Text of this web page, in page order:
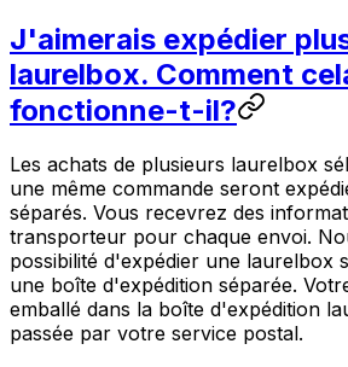
J'aimerais expédier
laurelbox. Comment
fonctionne-t-il?
Les achats de plusieurs laurelbox
une même commande seront
séparés. Vous recevrez des
transporteur pour chaque envoi.
possibilité d'expédier une laurelbox
une boîte d'expédition séparée.
emballé dans la boîte d'expédition
passée par votre service postal.